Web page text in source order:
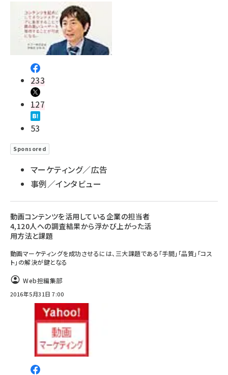
233
127
53
Sponsored
マーケティング／広告
事例／インタビュー
動画コンテンツを活用している企業の担当者
4,120人への調査結果から浮かび上がった活
用方法と課題
動画マーケティングを成功させるには、三大課題である「手間」「品質」「コス
ト」の解決が鍵となる
Web担編集部
2016年5月31日 7:00